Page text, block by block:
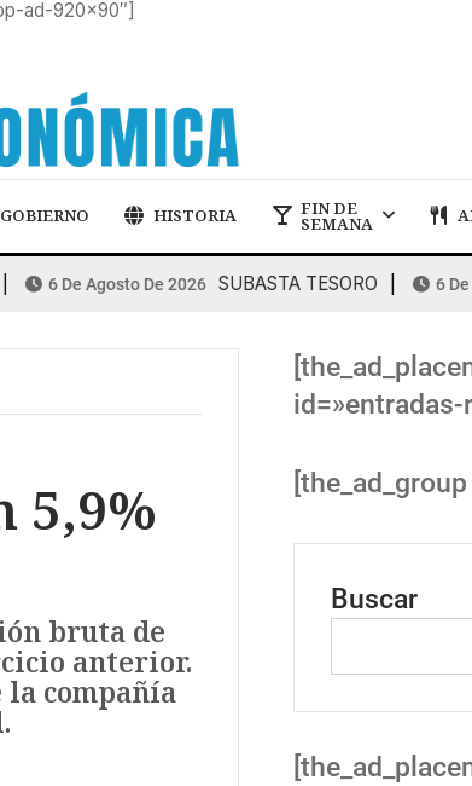
ad-920×90″]
GOBIERNO HISTORIA FIN DE
SEMANA
6 De Agosto De 2026 SUBASTA TESORO 6 De
5,9%
bruta de
anterior.
compañía
id=»entradas-
[the_ad_group
Buscar